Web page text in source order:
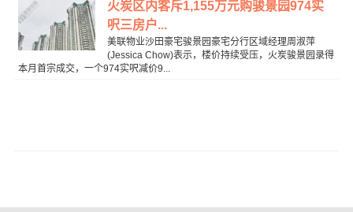
火炭区内客斥1,155万元购骏景园974实
呎三房户...
美联物业沙田豪宅骏景园豪宅分行区域经理周淑萍
(Jessica Chow)表示，楼价持续受压，火炭骏景园录得
本月首宗成交，一个974实呎减价9...